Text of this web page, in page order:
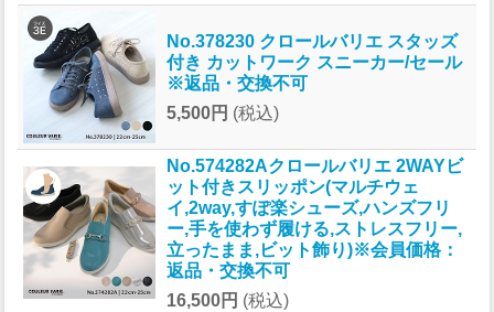
No.378230 クロールバリエ スタッズ
付き カットワーク スニーカー/セール
※返品・交換不可
5,500円 (税込)
No.574282Aクロールバリエ 2WAYビ
ット付きスリッポン(マルチウェ
イ,2way,すぽ楽シューズ,ハンズフリ
ー,手を使わず履ける,ストレスフリー,
立ったまま,ビット飾り)※会員価格：
返品・交換不可
16,500円 (税込)